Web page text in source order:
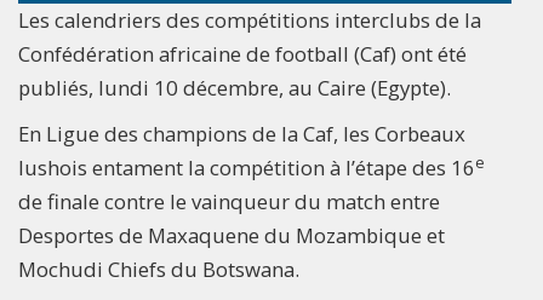
Les calendriers des compétitions interclubs de la
Confédération africaine de football (Caf) ont été
publiés, lundi 10 décembre, au Caire (Egypte).
En Ligue des champions de la Caf, les Corbeaux
lushois entament la compétition à l’étape des 16e
de finale contre le vainqueur du match entre
Desportes de Maxaquene du Mozambique et
Mochudi Chiefs du Botswana.